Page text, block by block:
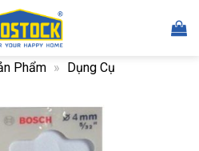
Phẩm » Dụng Cụ